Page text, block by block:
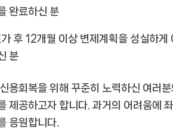
완료하신 분
후 12개월 이상 변제계획을 성실하
분
용회복을 위해 꾸준히 노력하신 여러
제공하고자 합니다. 과거의 어려움에
응원합니다.